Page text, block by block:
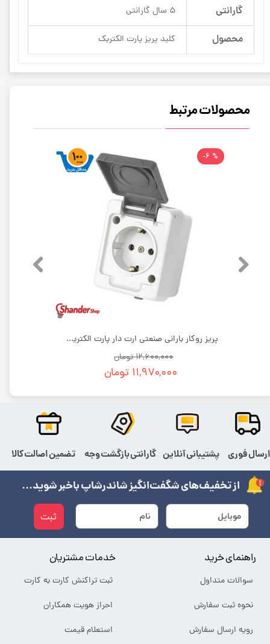
گارانتی 5 سال گارانتی
محصول کلید پریز پارت الکتریک
محصولات مرتبط
پریز روکار بارانی صنعتی ارت دار پارت الکتریک مدل برکه | بسته 100 عددی
۱۲,۶۰۰,۰۰۰ تومان
۱۱,۹۷۰,۰۰۰ تومان
% 6-
ثبت
از تخفیف‌های شگفت‌انگیز شاندرشاپ باخبر شوید...
خدمات مشتریان
ثبت تراکنش کارت به کارت
احراز هویت همکاران
استعلام قیمت
راهنمای خرید
سوالات متداول
نحوه ثبت سفارش
رویه ارسال سفارش
ارسال فوری پشتیبانی آنلاین گارانتی بازگشت وجه تضمین اصالت کالا